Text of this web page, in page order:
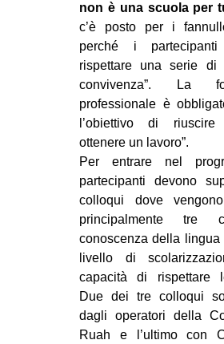
non è una scuola per
c’è posto per i
perché i partecipanti
rispettare una serie di
convivenza”. La
professionale è
l’obiettivo di
ottenere un lavoro”.
Per entrare nel
partecipanti devono
colloqui dove
principalmente tre
conoscenza della lingua
livello di
capacità di rispettare
Due dei tre colloqui
dagli operatori della
Ruah e l’ultimo con